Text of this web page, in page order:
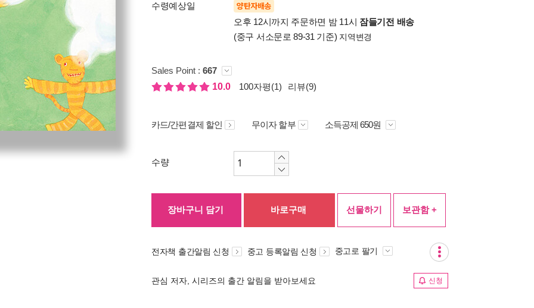
수령예상일 양탄자배송
오후 12시까지 주문하면 밤 11시 잠들기전 배송
(중구 서소문로 89-31 기준) 지역변경
Sales Point : 667
10.0
100자평(1) 리뷰(9)
카드/간편결제 할인 무이자 할부 소득공제 650원
수량
장바구니 담기 바로구매 선물하기 보관함 +
전자책 출간알림 신청 중고 등록알림 신청 중고로 팔기
관심 저자, 시리즈의 출간 알림을 받아보세요 신청